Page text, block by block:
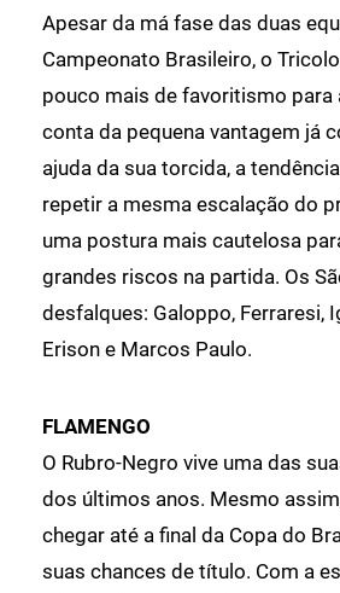
Apesar da má fase das duas
Campeonato Brasileiro, o
pouco mais de favoritismo para
conta da pequena vantagem já
ajuda da sua torcida, a
repetir a mesma escalação do
uma postura mais cautelosa
grandes riscos na partida. Os
desfalques: Galoppo, Ferraresi,
Erison e Marcos Paulo.
FLAMENGO
O Rubro-Negro vive uma das
dos últimos anos. Mesmo
chegar até a final da Copa do
suas chances de título. Com a